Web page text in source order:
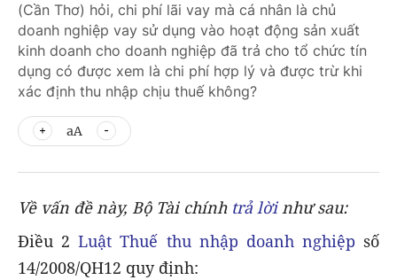
(Cần Thơ) hỏi, chi phí lãi vay mà cá nhân là chủ
doanh nghiệp vay sử dụng vào hoạt động sản xuất
kinh doanh cho doanh nghiệp đã trả cho tổ chức tín
dụng có được xem là chi phí hợp lý và được trừ khi
xác định thu nhập chịu thuế không?
aA
Về vấn đề này, Bộ Tài chính trả lờinhư sau:
Điều 2Luật Thuế thu nhập doanh nghiệp số
14/2008/QH12 quy định: